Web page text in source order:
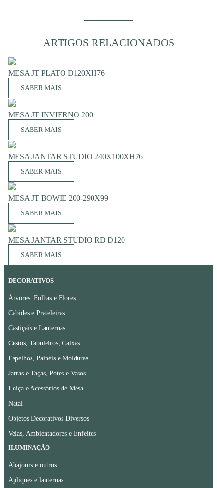
ARTIGOS RELACIONADOS
MESA JT PLATO D120XH76
SABER MAIS
MESA JT INVIERNO 200
SABER MAIS
MESA JANTAR STUDIO 240X100XH76
SABER MAIS
MESA JT BOWIE 200-290X99
SABER MAIS
MESA JANTAR STUDIO RD D120
SABER MAIS
DECORATIVOS
Árvores, Folhas e Flores
Cabides e Prateleiras
Castiçais e Lanternas
Cestos, Tabuleiros, Caixas
Espelhos, Painéis e Molduras
Jarras e Taças, Potes e Vasos
Loiça e Acessórios de Mesa
Natal
Objetos Decorativos Diversos
Velas, Ambientadores e Enfeites
ILUMINAÇÃO
Abajours e outros
Apliques e lanternas